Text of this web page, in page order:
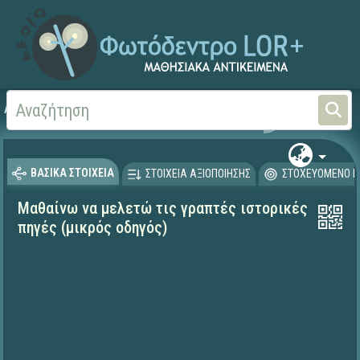
Αρχική Θεματικές
ΒΑΣΙΚΑ ΣΤΟΙΧΕΙΑ ΣΤΟΙΧΕΙΑ ΑΞΙΟΠΟΙΗΣΗΣ ΣΤΟΧΕΥΟΜΕΝΟ
Μαθαίνω να μελετώ τις γραπτές ιστορικές
πηγές (μικρός οδηγός)